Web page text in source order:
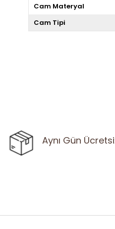
Cam Materyal
Cam Tipi
Aynı Gün